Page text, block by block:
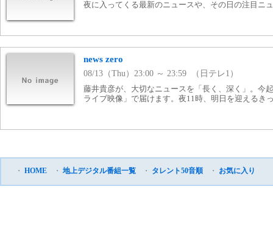
夜に入ってくる最新のニュースや、その日の注目ニ
news zero
08/13（Thu）23:00 ～ 23:59 （日テレ1）
藤井貴彦が、大切なニュースを「長く、深く」。今
ライブ映像」で届けます。夜11時、明日を迎えるき
・ HOME ・ 地上デジタル番組一覧 ・ タレント50音順 ・ お気に入り